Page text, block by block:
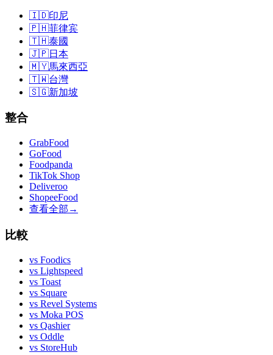
🇮🇩印尼
🇵🇭菲律宾
🇹🇭泰國
🇯🇵日本
🇲🇾馬來西亞
🇹🇼台灣
🇸🇬新加坡
整合
GrabFood
GoFood
Foodpanda
TikTok Shop
Deliveroo
ShopeeFood
查看全部 →
比較
vs Foodics
vs Lightspeed
vs Toast
vs Square
vs Revel Systems
vs Moka POS
vs Qashier
vs Oddle
vs StoreHub